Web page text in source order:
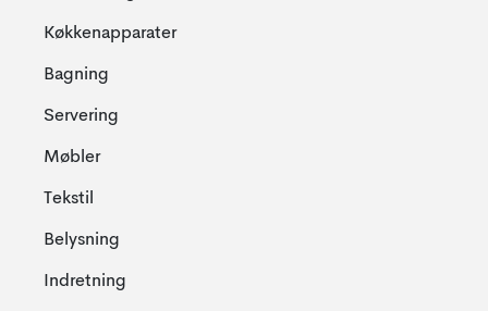
Køkkenapparater
Bagning
Servering
Møbler
Tekstil
Belysning
Indretning